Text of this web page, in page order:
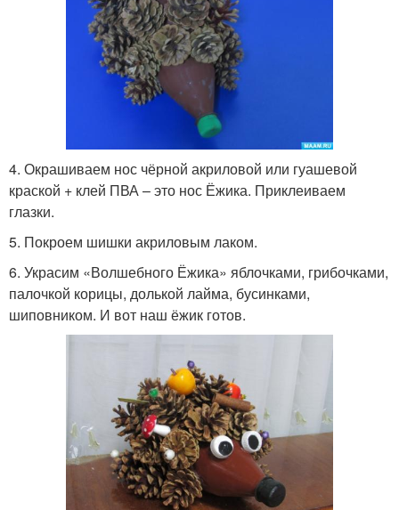
4. Окрашиваем нос чёрной акриловой или гуашевой
краской + клей ПВА – это нос Ёжика. Приклеиваем
глазки.
5. Покроем шишки акриловым лаком.
6. Украсим «Волшебного Ёжика» яблочками, грибочками,
палочкой корицы, долькой лайма, бусинками,
шиповником. И вот наш ёжик готов.